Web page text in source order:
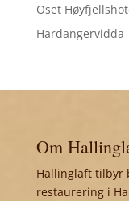
Oset
Hardangervidda
Om
Hallinglaft tilbyr
restaurering i